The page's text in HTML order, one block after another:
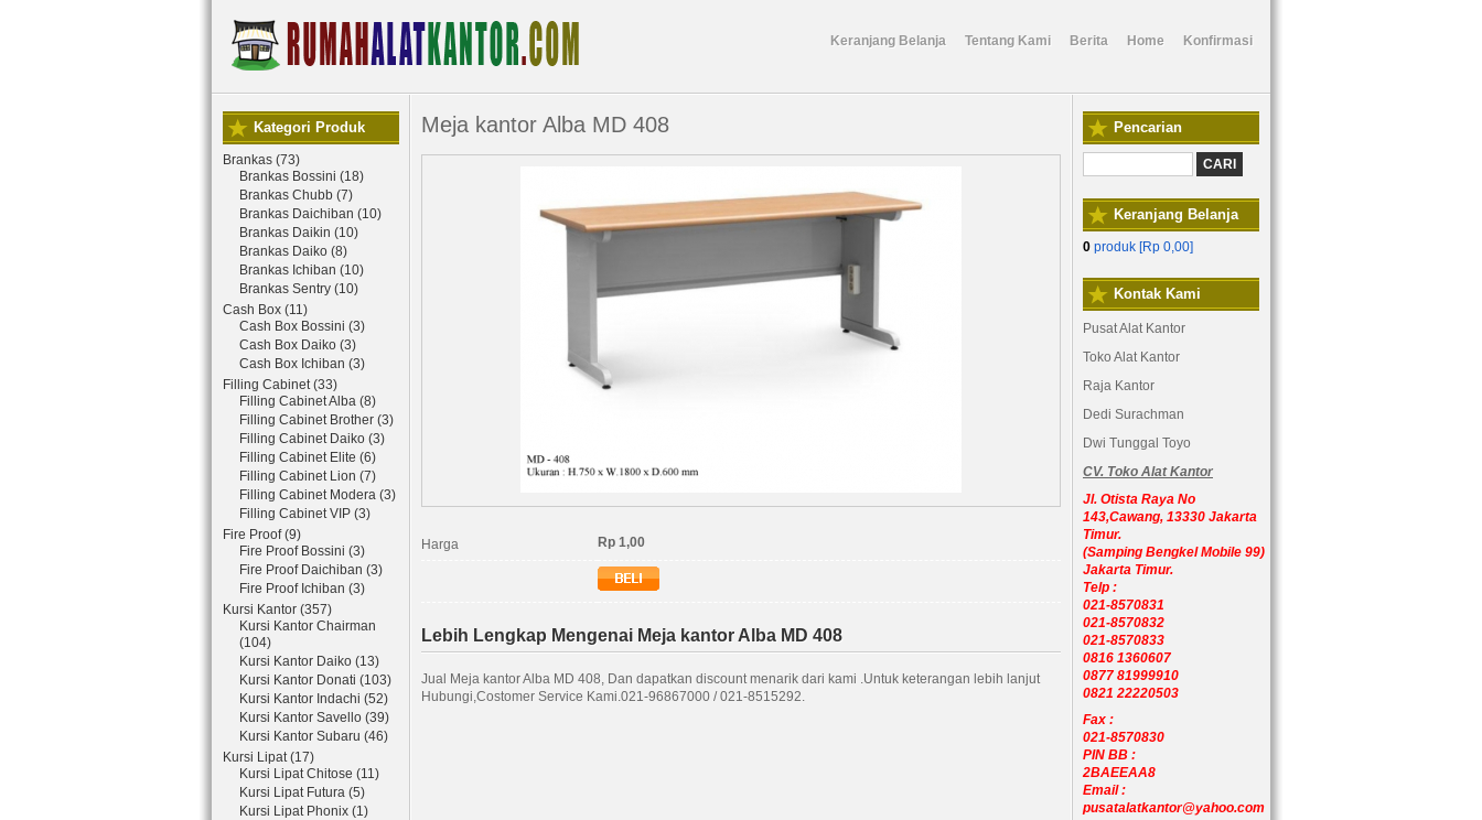
Keranjang Belanja Tentang Kami Berita Home Konfirmasi
Kategori Produk
Brankas (73)
Brankas Bossini (18)
Brankas Chubb (7)
Brankas Daichiban (10)
Brankas Daikin (10)
Brankas Daiko (8)
Brankas Ichiban (10)
Brankas Sentry (10)
Cash Box (11)
Cash Box Bossini (3)
Cash Box Daiko (3)
Cash Box Ichiban (3)
Filling Cabinet (33)
Filling Cabinet Alba (8)
Filling Cabinet Brother (3)
Filling Cabinet Daiko (3)
Filling Cabinet Elite (6)
Filling Cabinet Lion (7)
Filling Cabinet Modera (3)
Filling Cabinet VIP (3)
Fire Proof (9)
Fire Proof Bossini (3)
Fire Proof Daichiban (3)
Fire Proof Ichiban (3)
Kursi Kantor (357)
Kursi Kantor Chairman
(104)
Kursi Kantor Daiko (13)
Kursi Kantor Donati (103)
Kursi Kantor Indachi (52)
Kursi Kantor Savello (39)
Kursi Kantor Subaru (46)
Kursi Lipat (17)
Kursi Lipat Chitose (11)
Kursi Lipat Futura (5)
Kursi Lipat Phonix (1)
Meja kantor Alba MD 408
Harga Rp 1,00
Lebih Lengkap Mengenai Meja kantor Alba MD 408
Jual Meja kantor Alba MD 408, Dan dapatkan discount menarik dari kami .Untuk keterangan lebih lanjut
Hubungi,Costomer Service Kami.021-96867000 / 021-8515292.
Pencarian
Keranjang Belanja
0 produk [Rp 0,00]
Kontak Kami
Pusat Alat Kantor
Toko Alat Kantor
Raja Kantor
Dedi Surachman
Dwi Tunggal Toyo
CV. Toko Alat Kantor
Jl. Otista Raya No
143,Cawang, 13330 Jakarta
Timur.
(Samping Bengkel Mobile 99)
Jakarta Timur.
Telp :
021-8570831
021-8570832
021-8570833
0816 1360607
0877 81999910
0821 22220503
Fax :
021-8570830
PIN BB :
2BAEEAA8
Email :
pusatalatkantor@yahoo.com